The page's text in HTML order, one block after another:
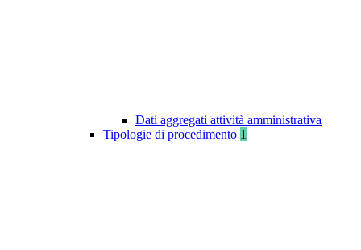
Dati aggregati attività amministrativa
Tipologie di procedimento 1